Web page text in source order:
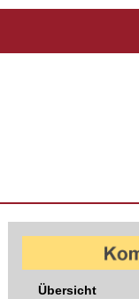
Übersicht